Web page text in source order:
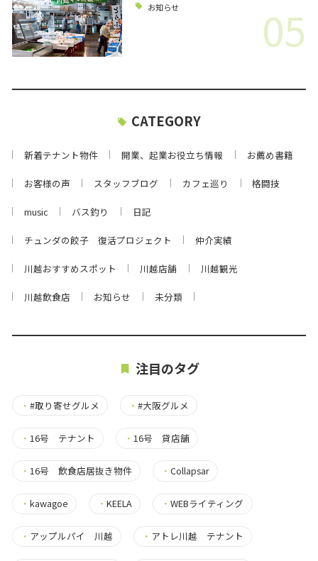
お知らせ 05
CATEGORY
新着テナント物件 開業、起業お役立ち情報 お薦め書籍
お客様の声 スタッフブログ カフェ巡り 格闘技
music バス釣り 日記
チュンダの餃子 復活プロジェクト 仲介実績
川越おすすめスポット 川越店舗 川越観光
川越飲食店 お知らせ 未分類
注目のタグ
・ #取り寄せグルメ ・#大阪グルメ
・ 16号 テナント ・16号 貸店舗
・ 16号 飲食店居抜き物件 ・Collapsar
・ kawagoe ・KEELA ・WEBライティング
・ アップルパイ 川越 ・ アトレ川越 テナント